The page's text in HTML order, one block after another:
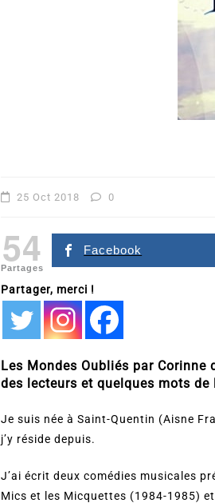
25 Oct 2018 0
54
Partages
Facebook
Partager, merci !
Les Mondes Oubliés par Corinne
des lecteurs et quelques mots de
Je suis née à Saint-Quentin (Aisne
j’y réside depuis.
J’ai écrit deux comédies musicales
Mics et les Micquettes (1984-1985)
Dans Romance
2026
littérature sentimentale